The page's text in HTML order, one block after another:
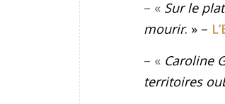
– « Sur le
mourir. » –
– « Caroline
territoires